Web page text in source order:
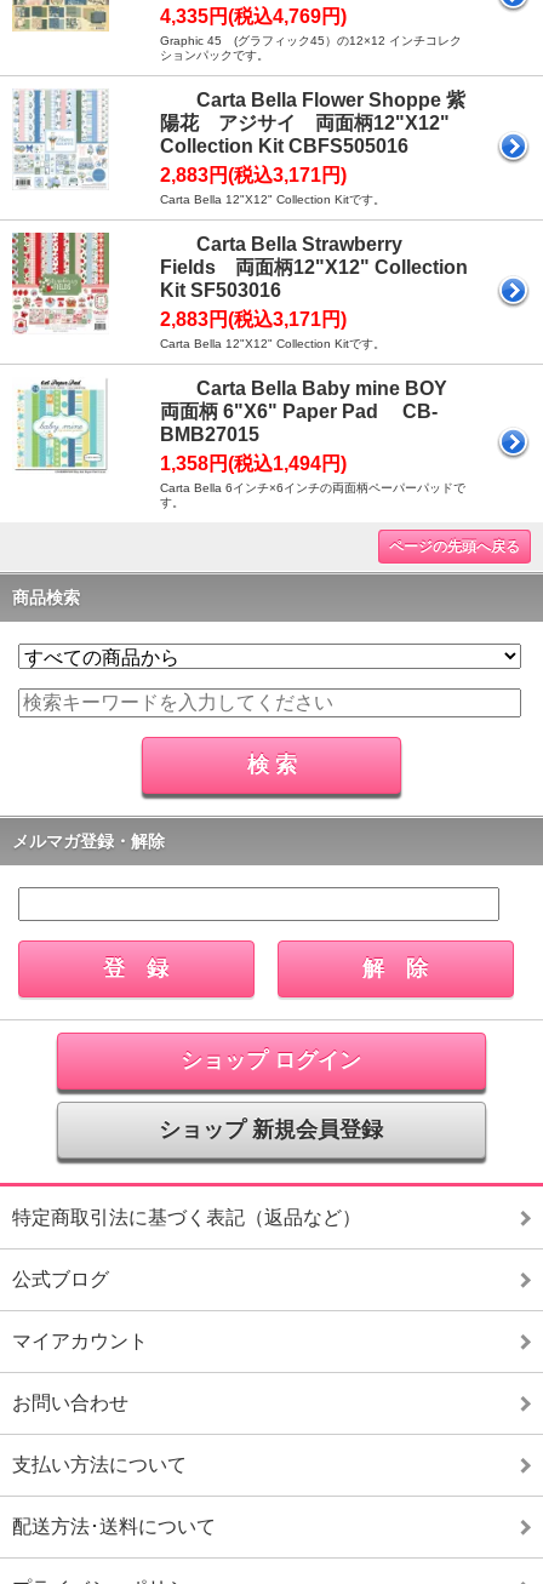
4,335円(税込4,769円)
Graphic 45 (グラフィック45）の12×12 インチコレク
ションパックです。
Carta Bella Flower Shoppe 紫
陽花 アジサイ 両面柄12"X12"
Collection Kit CBFS505016
2,883円(税込3,171円)
Carta Bella 12"X12" Collection Kitです。
Carta Bella Strawberry
Fields 両面柄12"X12" Collection
Kit SF503016
2,883円(税込3,171円)
Carta Bella 12"X12" Collection Kitです。
Carta Bella Baby mine BOY
両面柄 6"X6" Paper Pad CB-
BMB27015
1,358円(税込1,494円)
Carta Bella 6インチ×6インチの両面柄ペーパーパッドで
す。
ページの先頭へ戻る
商品検索
メルマガ登録・解除
ショップ ログイン
ショップ 新規会員登録
特定商取引法に基づく表記（返品など）
公式ブログ
マイアカウント
お問い合わせ
支払い方法について
配送方法･送料について